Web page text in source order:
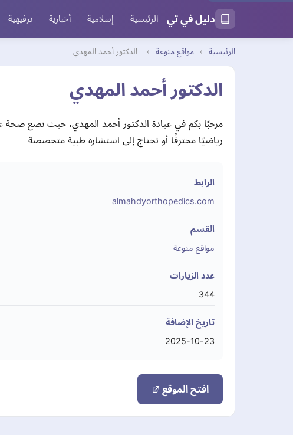
دليل في تي الرئيسية إسلامية أخبارية ترفيهية
الرئيسية › مواقع منوعة › الدكتور أحمد المهدي
الدكتور أحمد المهدي
مرحبًا بكم في عيادة الدكتور أحمد المهدي، حيث نضع صحة
رياضيًا محترفًا أو تحتاج إلى استشارة طبية متخصصة
الرابط
almahdyorthopedics.com
القسم
مواقع منوعة
عدد الزيارات
344
تاريخ الإضافة
2025-10-23
افتح الموقع